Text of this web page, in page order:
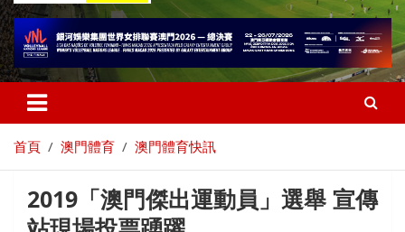
首頁 澳門體育 澳門體育快訊
2019「澳門傑出運動員」選舉 宣傳